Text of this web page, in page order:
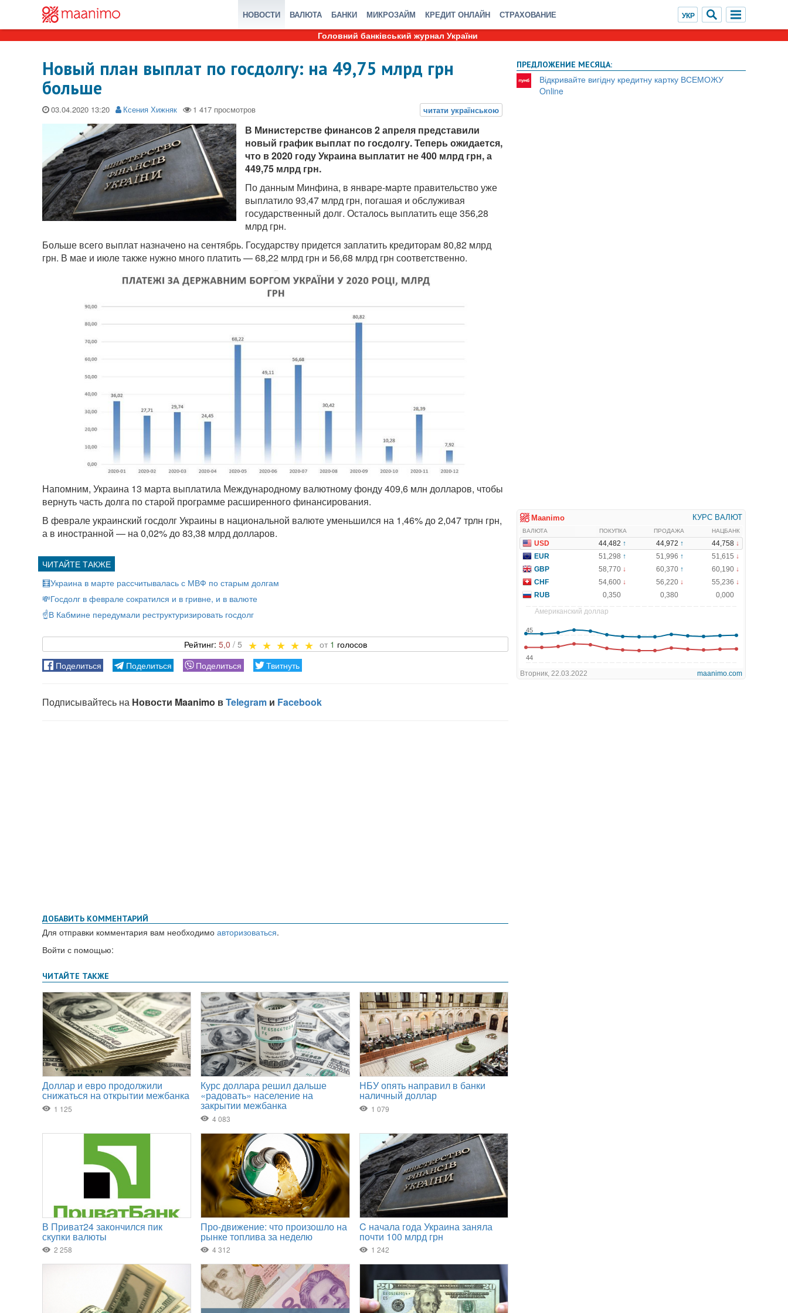
НОВОСТИ ВАЛЮТА БАНКИ МИКРОЗАЙМ КРЕДИТ ОНЛАЙН СТРАХОВАНИЕ
Головний банківський журнал України
Новый план выплат по госдолгу: на 49,75 млрд грн
больше
03.04.2020 Ксения Хижняк
В Министерстве финансов 2 апреля представили
новый график выплат по госдолгу. Теперь ожидается,
что в 2020 году Украина выплатит не 400 млрд грн, а
449,75 млрд грн.
По данным Минфина, в январе-марте правительство уже
выплатило 93,47 млрд грн, погашая и обслуживая
государственный долг. Осталось выплатить еще 356,28
млрд грн.
Больше всего выплат назначено на сентябрь. Государству придется заплатить кредиторам 80,82 млрд
грн. В мае и июле также нужно много платить — 68,22 млрд грн и 56,68 млрд грн соответственно.
Напомним, Украина 13 марта выплатила Международному валютному фонду 409,6 млн долларов, чтобы
вернуть часть долга по старой программе расширенного финансирования.
В феврале украинский госдолг Украины в национальной валюте уменьшился на 1,46% до 2,047 трлн грн,
а в иностранной — на 0,02% до 83,38 млрд долларов.
🧮Украина в марте рассчитывалась с МВФ по старым долгам
💸Госдолг в феврале сократился и в гривне, и в валюте
☝️В Кабмине передумали реструктуризировать госдолг
5,0 1
ДОБАВИТЬ КОММЕНТАРИЙ
Для отправки комментария вам необходимо авторизоваться.
Войти с помощью:
ПРЕДЛОЖЕНИЕ МЕСЯЦА:
Відкривайте вигідну кредитну картку ВСЕМОЖУ
Online